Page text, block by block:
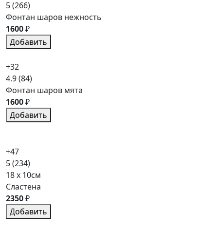
5(266)
Фонтан шаров нежность
1600₽
Добавить
+32
4.9(84)
Фонтан шаров мята
1600₽
Добавить
+47
5(234)
18 x 10см
Сластена
2350₽
Добавить